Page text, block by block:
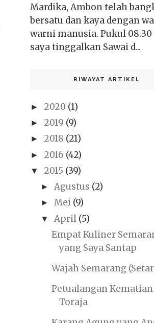
Mardika, Ambon telah
bersatu dan kaya dengan
warni manusia. Pukul 08.30
saya tinggalkan Sawai d...
RIWAYAT ARTIKEL
► 2020 (1)
► 2019 (9)
► 2018 (21)
► 2016 (42)
▼ 2015 (39)
►Agustus (2)
►Mei (9)
▼ April (5)
Empat Kuliner
yang Saya Santap
Wajah Semarang
Petualangan
Toraja